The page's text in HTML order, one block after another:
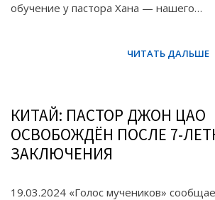
обучение у пастора Хана — нашего…
КИТАЙ: ПАСТОР ДЖОН ЦАО
ОСВОБОЖДЁН ПОСЛЕ 7-
ЗАКЛЮЧЕНИЯ
19.03.2024 «Голос мучеников»